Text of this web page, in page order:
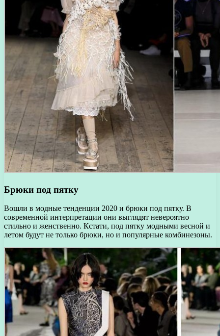
Брюки под пятку
Вошли в модные тенденции 2020 и брюки под пятку. В
современной интерпретации они выглядят невероятно
стильно и женственно. Кстати, под пятку модными весной и
летом будут не только брюки, но и популярные комбинезоны.